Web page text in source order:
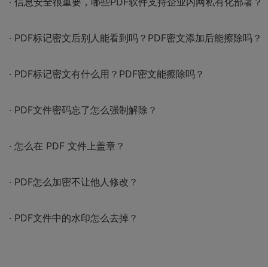
· PDF标记密文后别人能看到吗？PDF密文添加后能擦除吗？
· PDF标记密文有什么用？PDF密文能擦除吗？
· PDF文件密码忘了怎么强制解除？
· 怎么在 PDF 文件上盖章？
· PDF怎么加密不让他人修改？
· PDF文件中的水印怎么去掉？